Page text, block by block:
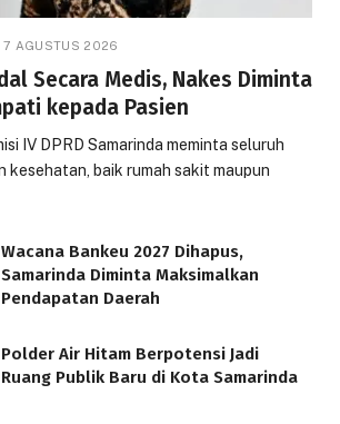
7 AGUSTUS 2026
Secara Medis, Nakes Diminta
kepada Pasien
IV DPRD Samarinda meminta seluruh
kesehatan, baik rumah sakit maupun
Wacana Bankeu 2027 Dihapus,
Samarinda Diminta Maksimalkan
Pendapatan Daerah
Polder Air Hitam Berpotensi Jadi
Ruang Publik Baru di Kota Samarinda